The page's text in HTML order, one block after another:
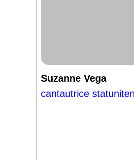
Suzanne Vega
cantautrice